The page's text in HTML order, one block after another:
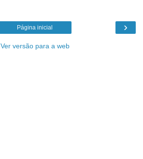
›
Página inicial
Ver versão para a web